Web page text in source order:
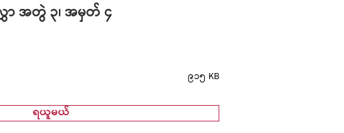
ာ အတွဲ ၃၊ အမှတ် ၄
၉၁၅ KB
ရယူမယ်